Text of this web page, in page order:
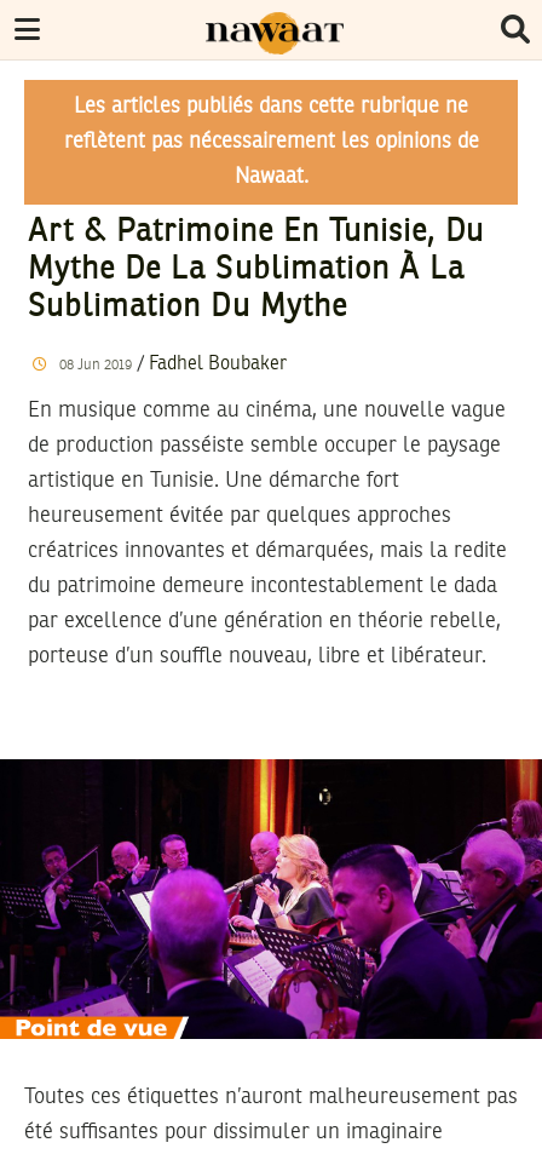
Les articles publiés dans cette rubrique ne
reflètent pas nécessairement les opinions de
Nawaat.
Art & Patrimoine En Tunisie, Du
Mythe De La Sublimation À La
Sublimation Du Mythe
08 Jun 2019/ Fadhel Boubaker
En musique comme au cinéma, une nouvelle vague
de production passéiste semble occuper le paysage
artistique en Tunisie. Une démarche fort
heureusement évitée par quelques approches
créatrices innovantes et démarquées, mais la redite
du patrimoine demeure incontestablement le dada
par excellence d’une génération en théorie rebelle,
porteuse d’un souffle nouveau, libre et libérateur.
Toutes ces étiquettes n’auront malheureusement pas
été suffisantes pour dissimuler un imaginaire